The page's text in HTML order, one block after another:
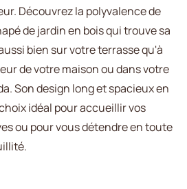
Découvrez la polyvalence de
de jardin en bois qui trouve sa
bien sur votre terrasse qu'à
de votre maison ou dans votre
Son design long et spacieux en
idéal pour accueillir vos
ou pour vous détendre en toute